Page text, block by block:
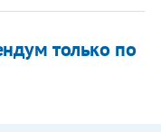
только по